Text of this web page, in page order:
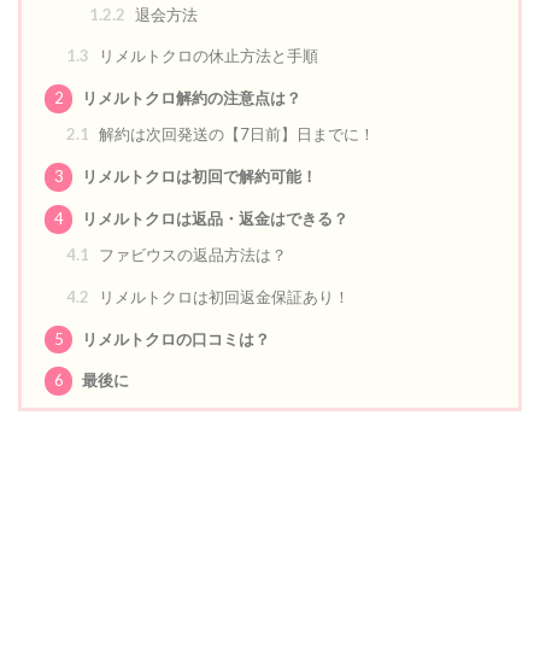
1.2.2 退会方法
1.3 リメルトクロの休止方法と手順
2
リメルトクロ解約の注意点は？
2.1 解約は次回発送の【7日前】日までに！
3 リメルトクロは初回で解約可能！
4
リメルトクロは返品・返金はできる？
4.1
ファビウスの返品方法は？
4.2 リメルトクロは初回返金保証あり！
5 リメルトクロの口コミは？
6 最後に